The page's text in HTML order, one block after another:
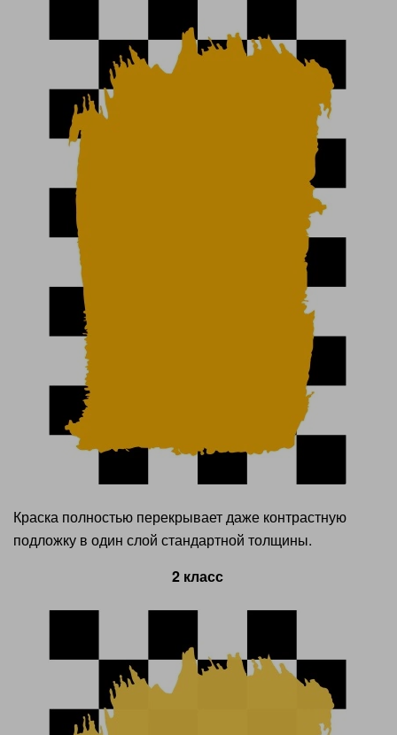
Краска полностью перекрывает даже контрастную
подложку в один слой стандартной толщины.
2 класс